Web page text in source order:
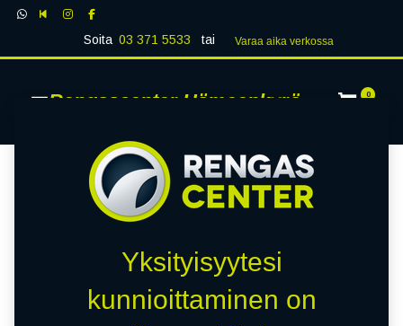
Soita 03 371 5533 tai Varaa aika verk​​​​ossa
Rengascenter Hämeenkyrö 0
Yksityisyytesi
kunnioittaminen on